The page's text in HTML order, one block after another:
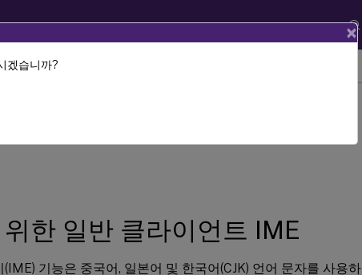
용 Citrix Workspace 앱
한 일반 클라이언트 IME
기능은 중국어, 일본어 및 한국어(CJK) 언어 문자를 사용하
×
겠습니까?